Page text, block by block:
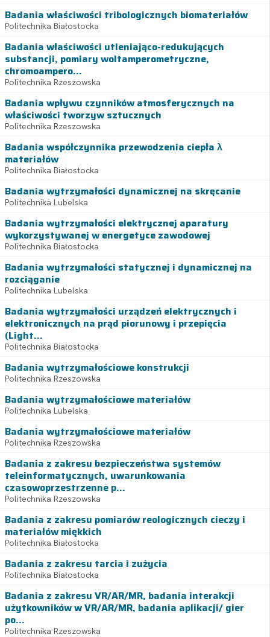
Badania właściwości tribologicznych biomateriałów
Politechnika Białostocka
Badania właściwości utleniająco-redukujących
substancji, pomiary woltamperometryczne,
chromoampero...
Politechnika Rzeszowska
Badania wpływu czynników atmosferycznych na
właściwości tworzyw sztucznych
Politechnika Rzeszowska
Badania współczynnika przewodzenia ciepła λ
materiałów
Politechnika Białostocka
Badania wytrzymałości dynamicznej na skręcanie
Politechnika Lubelska
Badania wytrzymałości elektrycznej aparatury
wykorzystywanej w energetyce zawodowej
Politechnika Białostocka
Badania wytrzymałości statycznej i dynamicznej na
rozciąganie
Politechnika Lubelska
Badania wytrzymałości urządzeń elektrycznych i
elektronicznych na prąd piorunowy i przepięcia
(Light...
Politechnika Białostocka
Badania wytrzymałościowe konstrukcji
Politechnika Rzeszowska
Badania wytrzymałościowe materiałów
Politechnika Lubelska
Badania wytrzymałościowe materiałów
Politechnika Rzeszowska
Badania z zakresu bezpieczeństwa systemów
teleinformatycznych, uwarunkowania
czasowoprzestrzenne p...
Politechnika Rzeszowska
Badania z zakresu pomiarów reologicznych cieczy i
materiałów miękkich
Politechnika Białostocka
Badania z zakresu tarcia i zużycia
Politechnika Białostocka
Badania z zakresu VR/AR/MR, badania interakcji
użytkowników w VR/AR/MR, badania aplikacji/ gier
po...
Politechnika Rzeszowska